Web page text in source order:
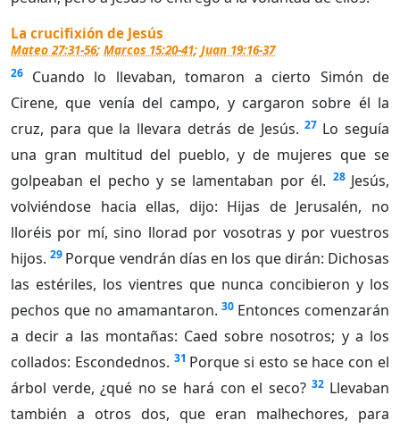
La crucifixión de Jesús
Mateo 27:31-56; Marcos 15:20-41; Juan 19:16-37
26
Cuando lo llevaban, tomaron a cierto Simón de
Cirene, que venía del campo, y cargaron sobre él la
cruz, para que la llevara detrás de Jesús. 27 Lo seguía
una gran multitud del pueblo, y de mujeres que se
golpeaban el pecho y se lamentaban por él. 28 Jesús,
volviéndose hacia ellas, dijo: Hijas de Jerusalén, no
lloréis por mí, sino llorad por vosotras y por vuestros
hijos. 29 Porque vendrán días en los que dirán: Dichosas
las estériles, los vientres que nunca concibieron y los
pechos que no amamantaron. 30 Entonces comenzarán
a decir a las montañas: Caed sobre nosotros; y a los
collados: Escondednos. 31 Porque si esto se hace con el
árbol verde, ¿qué no se hará con el seco? 32 Llevaban
también a otros dos, que eran malhechores, para